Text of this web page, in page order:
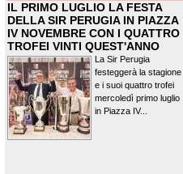
IL PRIMO LUGLIO LA FESTA
DELLA SIR PERUGIA IN PIAZZA
IV NOVEMBRE CON I QUATTRO
TROFEI VINTI QUEST'ANNO
La Sir Perugia
festeggerà la stagione
e i suoi quattro trofei
mercoledì primo luglio
in Piazza IV...